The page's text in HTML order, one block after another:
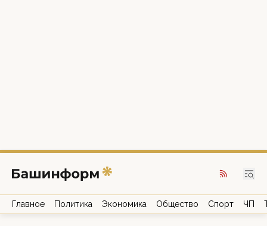
Главное Политика Экономика Общество Спорт ЧП